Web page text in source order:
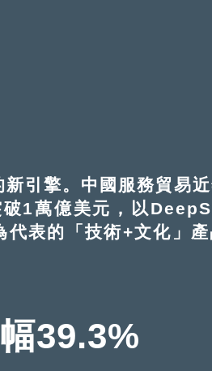
擎。中國服務貿易近
1萬億美元，以
表的「技術+文化」
幅39.3%